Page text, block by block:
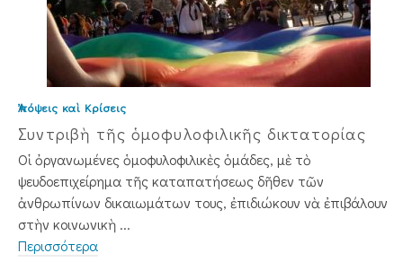
Ἀπόψεις καὶ Κρίσεις
Συντριβὴ τῆς ὁμοφυλοφιλικῆς δικτατορίας
Οἱ ὀργανωμένες ὁμοφυλοφιλικὲς ὁμάδες, μὲ τὸ
ψευδοεπιχείρημα τῆς καταπατήσεως δῆθεν τῶν
ἀνθρωπίνων δικαιωμάτων τους, ἐπιδιώκουν νὰ ἐπιβάλουν
στὴν κοινωνικὴ ...
Περισσότερα